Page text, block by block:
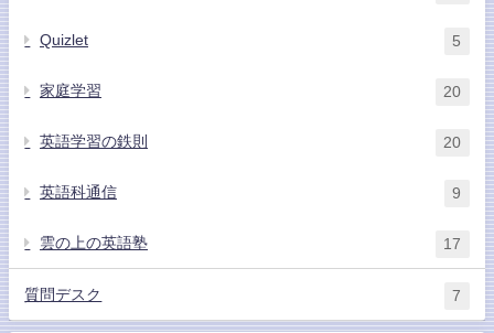
Quizlet 5
家庭学習 20
英語学習の鉄則 20
英語科通信 9
雲の上の英語塾 17
質問デスク 7